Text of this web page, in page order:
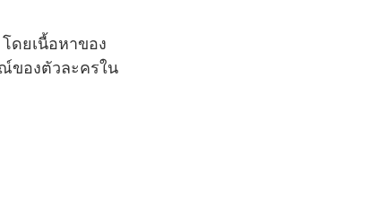
ดยเนื้อหาของ
ณ์ของตัวละครใน